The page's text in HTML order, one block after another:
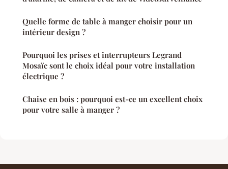
Quelle forme de table à manger choisir pour un
intérieur design ?
Pourquoi les prises et interrupteurs Legrand
Mosaïc sont le choix idéal pour votre installation
électrique ?
Chaise en bois : pourquoi est-ce un excellent choix
pour votre salle à manger ?